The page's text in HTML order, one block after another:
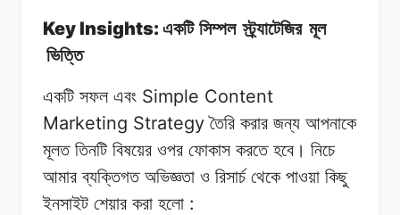
Key Insights: একটি সিম্পল স্ট্র্যাটেজির মূল
ভিত্তি
একটি সফল এবং Simple Content
Marketing Strategyতৈরি করার জন্য আপনাকে
মূলত তিনটি বিষয়ের ওপর ফোকাস করতে হবে। নিচে
আমার ব্যক্তিগত অভিজ্ঞতা ও রিসার্চ থেকে পাওয়া কিছু
ইনসাইট শেয়ার করা হলো :